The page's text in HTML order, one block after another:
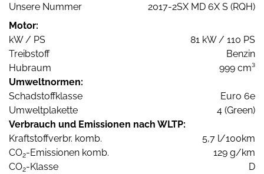
Unsere Nummer
2017-2SX MD 6X S (RQH)
Motor:
kW / PS
81 kW / 110 PS
Treibstoff
Benzin
Hubraum
999 cm³
Umweltnormen:
Schadstoffklasse
Euro 6e
Umweltplakette
4 (Green)
Verbrauch und Emissionen nach WLTP:
Kraftstoffverbr. komb.
5,7 l/100km
CO2-Emissionen komb.
129 g/km
CO2-Klasse D